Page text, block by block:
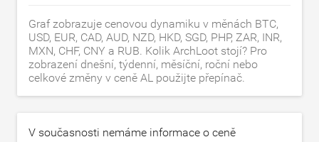
Graf zobrazuje cenovou dynamiku v měnách BTC,
USD, EUR, CAD, AUD, NZD, HKD, SGD, PHP, ZAR, INR,
MXN, CHF, CNY a RUB. Kolik ArchLoot stojí? Pro
zobrazení dnešní, týdenní, měsíční, roční nebo
celkové změny v ceně AL použijte přepínač.
V současnosti nemáme informace o ceně